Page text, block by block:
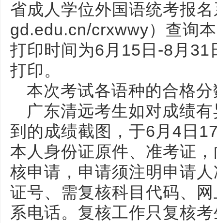
省成人学位外国语统考报
gd.edu.cn/crxwwy）查询
打印时间为6月15日-8月31
打印。
本次考试各语种的合格
广东清远考生如对成绩
到的成绩截图，于6月4日
本人身份证原件、准考证
核申请，申请须注明申请
证号、需复核科目代码、
系电话。复核工作只复核